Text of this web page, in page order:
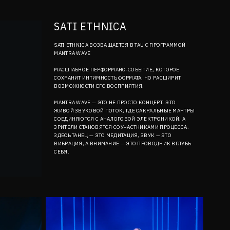
SATI ETHNICA
SATI ETHNICA ВОЗВАЩАЕТСЯ В TAU С ПРОГРАММОЙ
MANTRA WAVE
МАСШТАБНОЕ ПЕРФОРМАНС-СОБЫТИЕ, КОТОРОЕ
СОХРАНИТ ИНТИМНОСТЬ ФОРМАТА, НО РАСШИРИТ
ВОЗМОЖНОСТИ ЕГО ВОСПРИЯТИЯ.
MANTRA WAVE — ЭТО НЕ ПРОСТО КОНЦЕРТ. ЭТО
ЖИВОЙ ЗВУКОВОЙ ПОТОК, ГДЕ САКРАЛЬНЫЕ МАНТРЫ
СОЕДИНЯЮТСЯ С АНАЛОГОВОЙ ЭЛЕКТРОНИКОЙ, А
ЗРИТЕЛИ СТАНОВЯТСЯ СОУЧАСТНИКАМИ ПРОЦЕССА.
ЗДЕСЬ ТАНЕЦ — ЭТО МЕДИТАЦИЯ, ЗВУК — ЭТО
ВИБРАЦИЯ, А ВНИМАНИЕ — ЭТО ПРОВОДНИК ВГЛУБЬ
СЕБЯ.